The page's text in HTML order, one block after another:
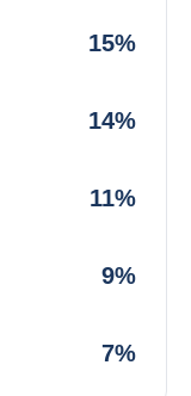
15%
14%
11%
9%
7%